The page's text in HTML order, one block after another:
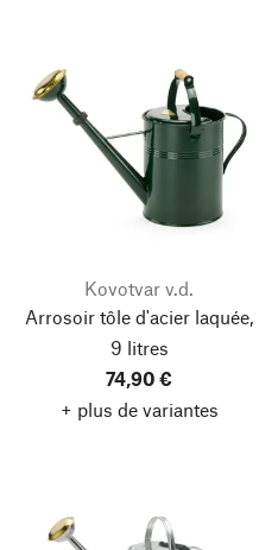
Kovotvar v.d.
Arrosoir tôle d'acier laquée,
9 litres
74,90 €
+ plus de variantes